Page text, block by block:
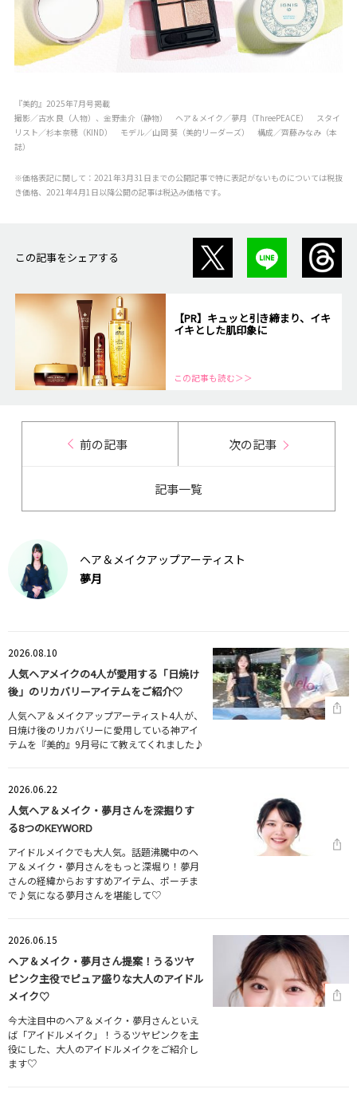
『美的』2025年7月号掲載
撮影／古水 良（人物）、金野圭介（静物） ヘア＆メイク／夢月（ThreePEACE） スタイ
リスト／杉本奈穂（KIND） モデル／山岡 葵（美的リーダーズ） 構成／齊藤みなみ（本
誌）
※価格表記に関して：2021年3月31日までの公開記事で特に表記がないものについては税抜
き価格、2021年4月1日以降公開の記事は税込み価格です。
この記事をシェアする
【PR】キュッと引き締まり、イキ
イキとした肌印象に
この記事も読む＞＞
前の記事 次の記事
記事一覧
ヘア＆メイクアップアーティスト
夢月
2026.08.10
人気ヘアメイクの4人が愛用する「日焼け
後」のリカバリーアイテムをご紹介♡
人気ヘア＆メイクアップアーティスト4人が、
日焼け後のリカバリーに愛用している神アイ
テムを『美的』9月号にて教えてくれました♪
2026.06.22
人気ヘア＆メイク・夢月さんを深掘りす
る8つのKEYWORD
アイドルメイクでも大人気。話題沸騰中のヘ
ア＆メイク・夢月さんをもっと深堀り！夢月
さんの経緯からおすすめアイテム、ポーチま
で♪気になる夢月さんを堪能して♡
2026.06.15
ヘア＆メイク・夢月さん提案！うるツヤ
ピンク主役でピュア盛りな大人のアイドル
メイク♡
今大注目中のヘア＆メイク・夢月さんといえ
ば「アイドルメイク」！うるツヤピンクを主
役にした、大人のアイドルメイクをご紹介し
ます♡